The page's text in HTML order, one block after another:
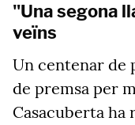
"Una segona
veïns
Un centenar de
de premsa per
Casacuberta ha